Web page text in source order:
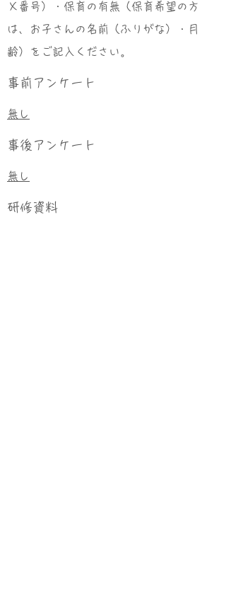
Ｘ番号）・保育の有無（保育希望の方
は、お子さんの名前（ふりがな）・月
齢）をご記入ください。
事前アンケート
無し
事後アンケート
無し
研修資料